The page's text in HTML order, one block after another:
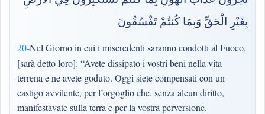
بِغَيْرِ الْحَقِّ وَبِمَا كُنتُمْ تَفْسُقُونَ
20-Nel Giorno in cui i miscredenti saranno condotti al Fuoco,
[sarà detto loro]: “Avete dissipato i vostri beni nella vita
terrena e ne avete goduto. Oggi siete compensati con un
castigo avvilente, per l’orgoglio che, senza alcun diritto,
manifestavate sulla terra e per la vostra perversione.